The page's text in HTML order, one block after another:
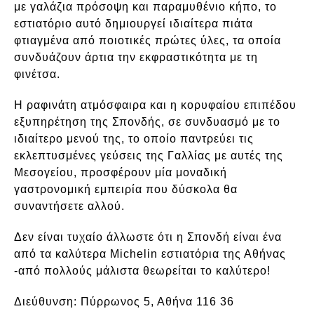
με γαλάζια πρόσοψη και παραμυθένιο κήπο, το
εστιατόριο αυτό δημιουργεί ιδιαίτερα πιάτα
φτιαγμένα από ποιοτικές πρώτες ύλες, τα οποία
συνδυάζουν άρτια την εκφραστικότητα με τη
φινέτσα.
Η ραφινάτη ατμόσφαιρα και η κορυφαίου επιπέδου
εξυπηρέτηση της Σπονδής, σε συνδυασμό με το
ιδιαίτερο μενού της, το οποίο παντρεύει τις
εκλεπτυσμένες γεύσεις της Γαλλίας με αυτές της
Μεσογείου, προσφέρουν μία μοναδική
γαστρονομική εμπειρία που δύσκολα θα
συναντήσετε αλλού.
Δεν είναι τυχαίο άλλωστε ότι η Σπονδή είναι ένα
από τα καλύτερα Michelin εστιατόρια της Αθήνας
-από πολλούς μάλιστα θεωρείται το καλύτερο!
Διεύθυνση: Πύρρωνος 5, Αθήνα 116 36